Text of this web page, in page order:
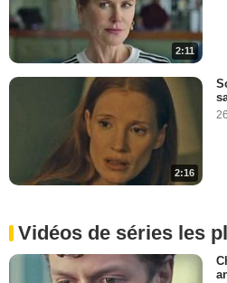
2:11
2:16
Vidéos de séries les